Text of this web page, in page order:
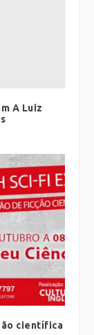
A Luiz
científica